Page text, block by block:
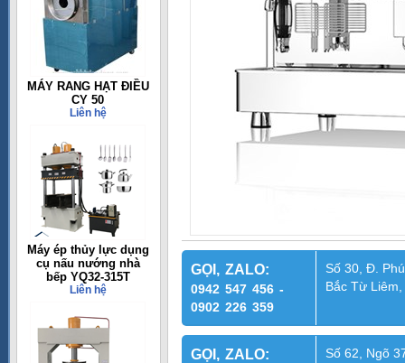
MÁY RANG HẠT ĐIỀU
CY 50
Liên hệ
Máy ép thủy lực dụng
cụ nấu nướng nhà
bếp YQ32-315T
Liên hệ
GỌI, ZALO:
0942 547 456 -
0902 226 359
Số 30, Đ.
Bắc Từ
GỌI, ZALO:
Số 62, Ngõ